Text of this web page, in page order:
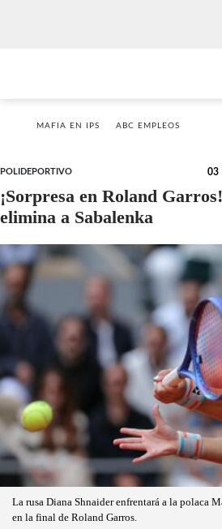
MAFIA EN IPS ABC EMPLEOS
POLIDEPORTIVO 03
¡Sorpresa en Roland
elimina a Sabalenka
La rusa Diana Shnaider enfrentará a la polaca
en la final de Roland Garros.